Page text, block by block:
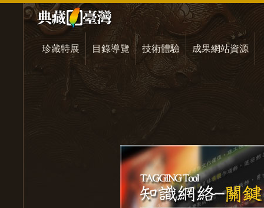
珍藏特展 目錄導覽 技術體驗 成果網站資源